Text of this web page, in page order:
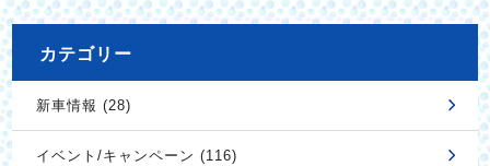
カテゴリー
新車情報 (28)
イベント/キャンペーン (116)